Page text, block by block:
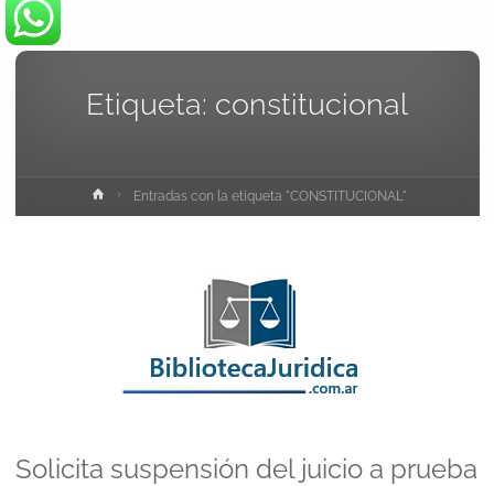
Etiqueta: constitucional
InicioEntradas con la etiqueta "CONSTITUCIONAL"
Solicita suspensión del juicio a prueba